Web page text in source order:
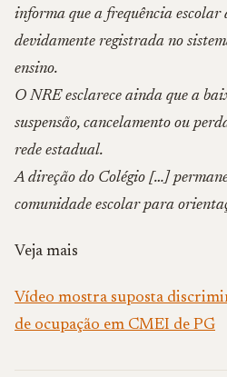
informa que a frequência escolar
devidamente registrada no
ensino.
O NRE esclarece ainda que a
suspensão, cancelamento ou
rede estadual.
A direção do Colégio […]
comunidade escolar para
Veja mais
Vídeo mostra suposta
de ocupação em CMEI de PG